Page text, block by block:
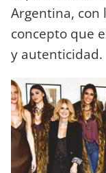
Argentina, con
concepto que
y autenticidad.